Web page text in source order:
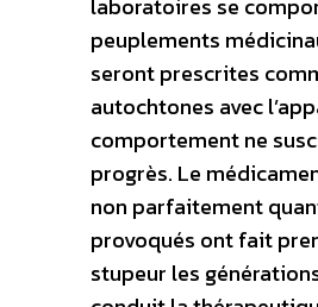
laboratoires se
peuplements
seront prescrites
autochtones avec
comportement ne
progrès. Le
non parfaitement
provoqués ont fait
stupeur les